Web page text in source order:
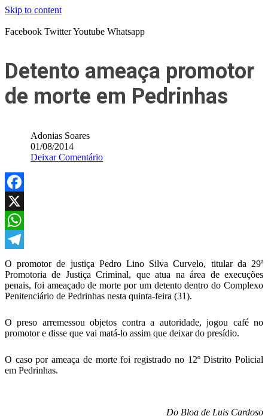
Skip to content
Facebook TwitterYoutube Whatsapp
Detento ameaça promotor
de morte em Pedrinhas
Adonias Soares
01/08/2014
Deixar Comentário
Facebook
X
WhatsApp
Telegram
O promotor de justiça Pedro Lino Silva Curvelo, titular da 29ª
Promotoria de Justiça Criminal, que atua na área de execuções
penais, foi ameaçado de morte por um detento dentro do Complexo
Penitenciário de Pedrinhas nesta quinta-feira (31).
O preso arremessou objetos contra a autoridade, jogou café no
promotor e disse que vai matá-lo assim que deixar do presídio.
O caso por ameaça de morte foi registrado no 12º Distrito Policial
em Pedrinhas.
Do Blog de Luis Cardoso